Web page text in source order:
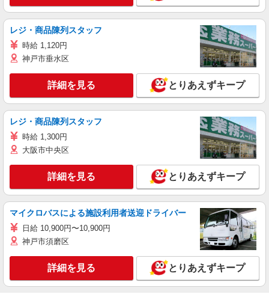
レジ・商品陳列スタッフ
時給 1,120円
神戸市垂水区
詳細を見る とりあえずキープ
レジ・商品陳列スタッフ
時給 1,300円
大阪市中央区
詳細を見る とりあえずキープ
マイクロバスによる施設利用者送迎ドライバー
日給 10,900円〜10,900円
神戸市須磨区
詳細を見る とりあえずキープ